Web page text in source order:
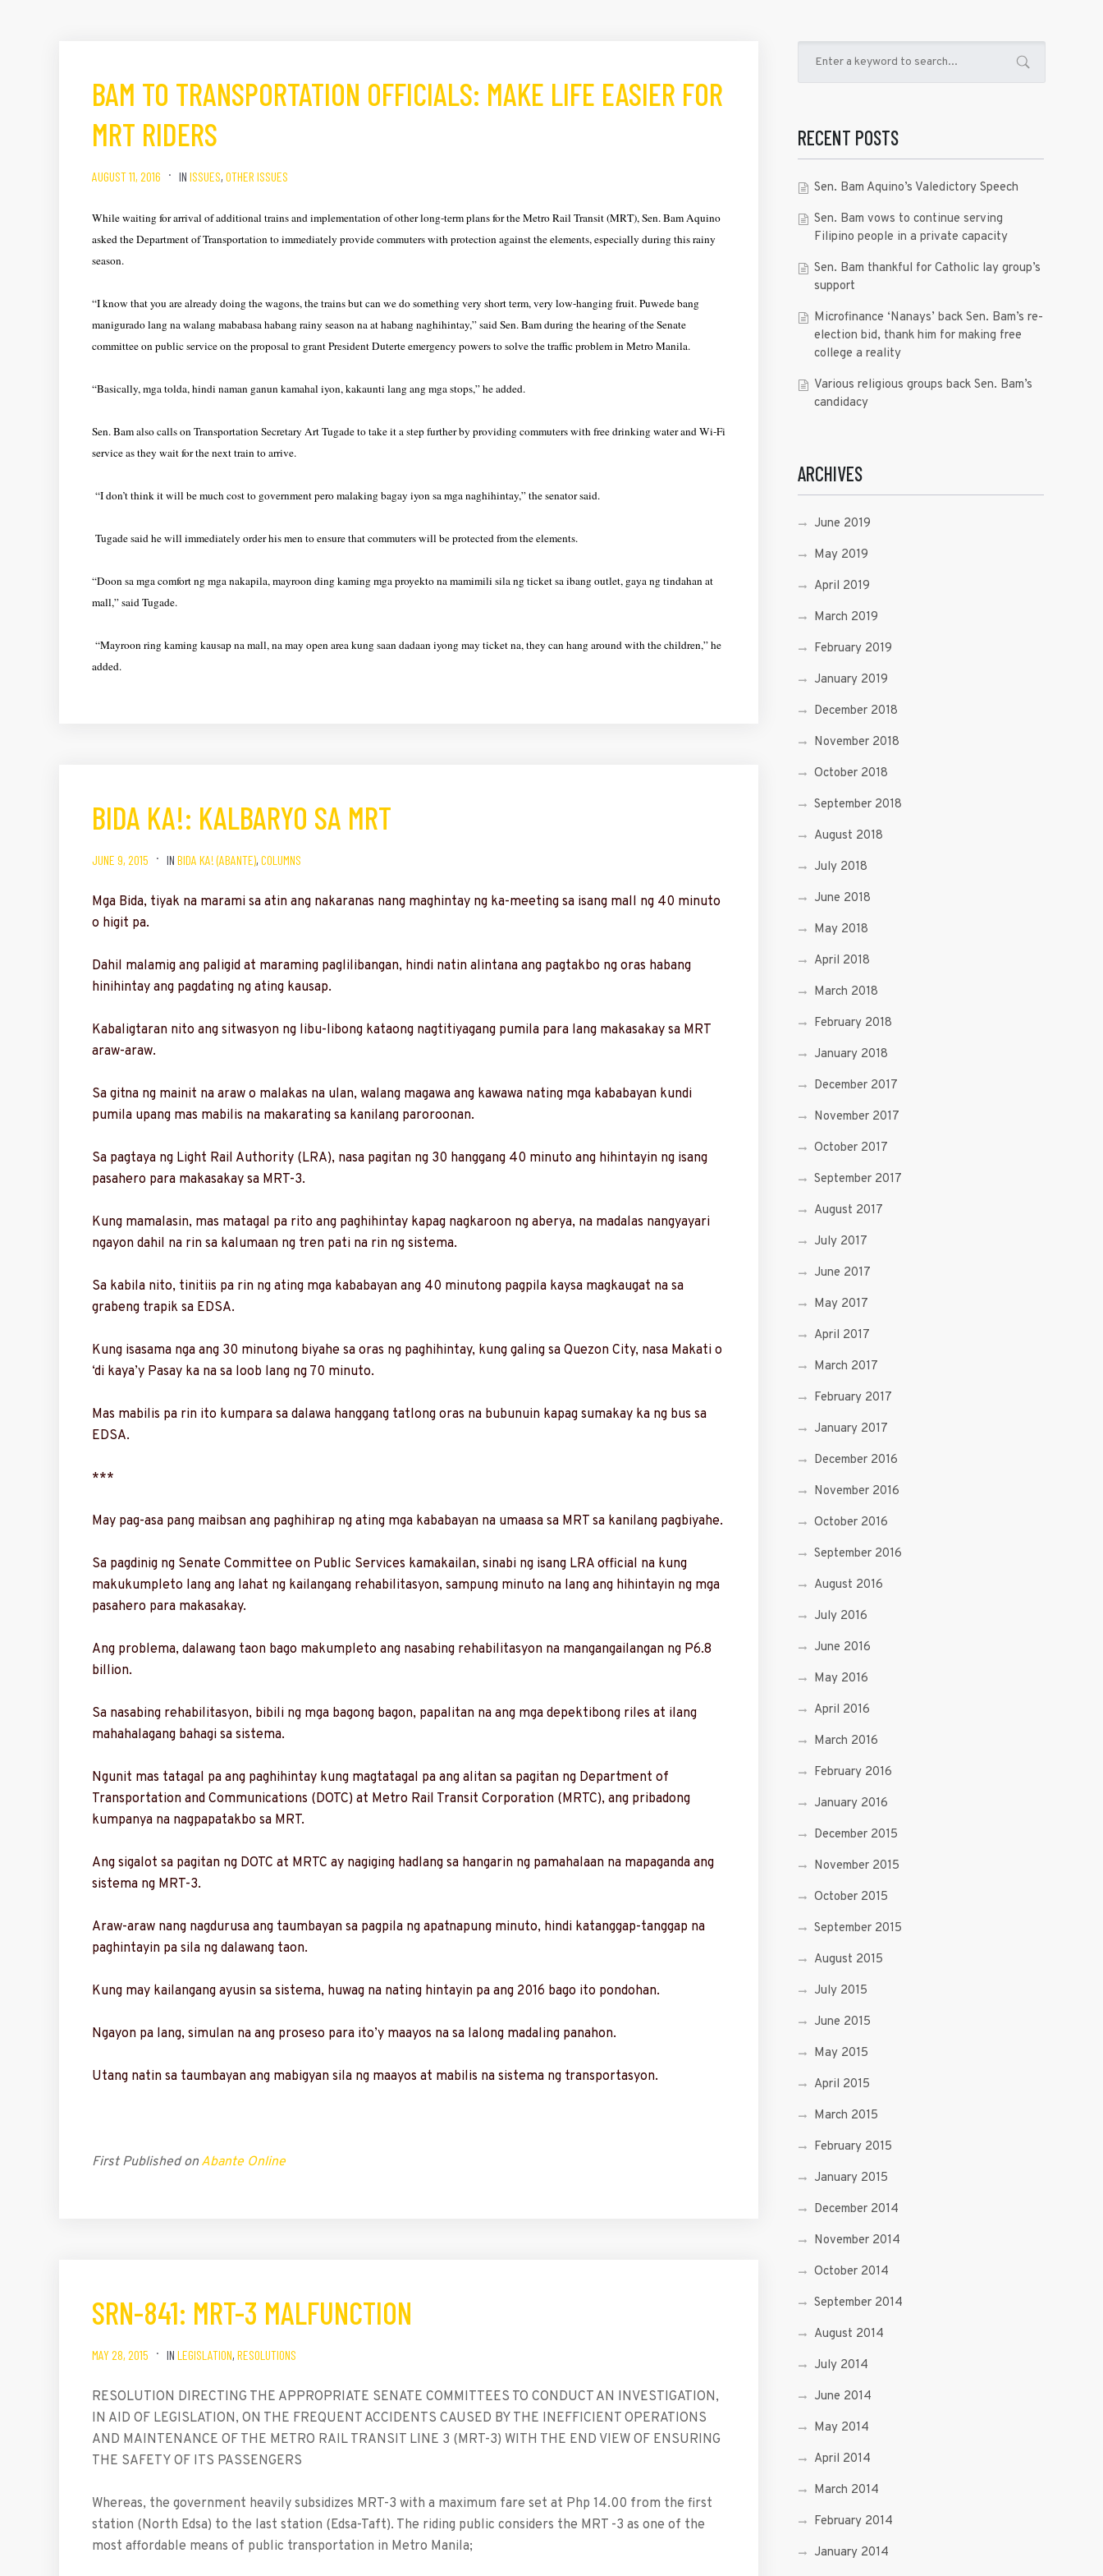
BAM TO TRANSPORTATION OFFICIALS: MAKE LIFE EASIER FOR
MRT RIDERS
AUGUST 11, 2016 IN ISSUES, OTHER ISSUES
While waiting for arrival of additional trains and implementation of other long-term plans for the Metro Rail Transit (MRT), Sen. Bam Aquino
asked the Department of Transportation to immediately provide commuters with protection against the elements, especially during this rainy
season.
“I know that you are already doing the wagons, the trains but can we do something very short term, very low-hanging fruit. Puwede bang
manigurado lang na walang mababasa habang rainy season na at habang naghihintay,” said Sen. Bam during the hearing of the Senate
committee on public service on the proposal to grant President Duterte emergency powers to solve the traffic problem in Metro Manila.
“Basically, mga tolda, hindi naman ganun kamahal iyon, kakaunti lang ang mga stops,” he added.
Sen. Bam also calls on Transportation Secretary Art Tugade to take it a step further by providing commuters with free drinking water and Wi-Fi
service as they wait for the next train to arrive.
“I don’t think it will be much cost to government pero malaking bagay iyon sa mga naghihintay,” the senator said.
Tugade said he will immediately order his men to ensure that commuters will be protected from the elements.
“Doon sa mga comfort ng mga nakapila, mayroon ding kaming mga proyekto na mamimili sila ng ticket sa ibang outlet, gaya ng tindahan at
mall,” said Tugade.
“Mayroon ring kaming kausap na mall, na may open area kung saan dadaan iyong may ticket na, they can hang around with the children,” he
added.
BIDA KA!: KALBARYO SA MRT
JUNE 9, 2015 IN BIDA KA! (ABANTE), COLUMNS
Mga Bida, tiyak na marami sa atin ang nakaranas nang maghintay ng ka-meeting sa isang mall ng 40 minuto
o higit pa.
Dahil malamig ang paligid at maraming paglilibangan, hindi natin alintana ang pagtakbo ng oras habang
hinihintay ang pagdating ng ating kausap.
Kabaligtaran nito ang sitwasyon ng libu-libong kataong nagtitiyagang pumila para lang makasakay sa MRT
araw-araw.
Sa gitna ng mainit na araw o malakas na ulan, walang magawa ang kawawa nating mga kababayan kundi
pumila upang mas mabilis na makarating sa kanilang paroroonan.
Sa pagtaya ng Light Rail Authority (LRA), nasa pagitan ng 30 hanggang 40 minuto ang hihintayin ng isang
pasahero para makasakay sa MRT-3.
Kung mamalasin, mas matagal pa rito ang paghihintay kapag nagkaroon ng aberya, na madalas nangyayari
ngayon dahil na rin sa kalumaan ng tren pati na rin ng sistema.
Sa kabila nito, tinitiis pa rin ng ating mga kababayan ang 40 minutong pagpila kaysa magkaugat na sa
grabeng trapik sa EDSA.
Kung isasama nga ang 30 minutong biyahe sa oras ng paghihintay, kung galing sa Quezon City, nasa Makati o
‘di kaya’y Pasay ka na sa loob lang ng 70 minuto.
Mas mabilis pa rin ito kumpara sa dalawa hanggang tatlong oras na bubunuin kapag sumakay ka ng bus sa
EDSA.
***
May pag-asa pang maibsan ang paghihirap ng ating mga kababayan na umaasa sa MRT sa kanilang pagbiyahe.
Sa pagdinig ng Senate Committee on Public Services kamakailan, sinabi ng isang LRA official na kung
makukumpleto lang ang lahat ng kailangang rehabilitasyon, sampung minuto na lang ang hihintayin ng mga
pasahero para makasakay.
Ang problema, dalawang taon bago makumpleto ang nasabing rehabilitasyon na mangangailangan ng P6.8
billion.
Sa nasabing rehabilitasyon, bibili ng mga bagong bagon, papalitan na ang mga depektibong riles at ilang
mahahalagang bahagi sa sistema.
Ngunit mas tatagal pa ang paghihintay kung magtatagal pa ang alitan sa pagitan ng Department of
Transportation and Communications (DOTC) at Metro Rail Transit Corporation (MRTC), ang pribadong
kumpanya na nagpapatakbo sa MRT.
Ang sigalot sa pagitan ng DOTC at MRTC ay nagiging hadlang sa hangarin ng pamahalaan na mapaganda ang
sistema ng MRT-3.
Araw-araw nang nagdurusa ang taumbayan sa pagpila ng apatnapung minuto, hindi katanggap-tanggap na
paghintayin pa sila ng dalawang taon.
Kung may kailangang ayusin sa sistema, huwag na nating hintayin pa ang 2016 bago ito pondohan.
Ngayon pa lang, simulan na ang proseso para ito’y maayos na sa lalong madaling panahon.
Utang natin sa taumbayan ang mabigyan sila ng maayos at mabilis na sistema ng transportasyon.
First Published on Abante Online
SRN-841: MRT-3 MALFUNCTION
MAY 28, 2015 IN LEGISLATION, RESOLUTIONS
RESOLUTION DIRECTING THE APPROPRIATE SENATE COMMITTEES TO CONDUCT AN INVESTIGATION,
IN AID OF LEGISLATION, ON THE FREQUENT ACCIDENTS CAUSED BY THE INEFFICIENT OPERATIONS
AND MAINTENANCE OF THE METRO RAIL TRANSIT LINE 3 (MRT-3) WITH THE END VIEW OF ENSURING
THE SAFETY OF ITS PASSENGERS
Whereas, the government heavily subsidizes MRT-3 with a maximum fare set at Php 14.00 from the first
station (North Edsa) to the last station (Edsa-Taft). The riding public considers the MRT -3 as one of the
most affordable means of public transportation in Metro Manila;
RECENT POSTS
Sen. Bam Aquino’s Valedictory Speech
Sen. Bam vows to continue serving
Filipino people in a private capacity
Sen. Bam thankful for Catholic lay group’s
support
Microfinance ‘Nanays’ back Sen. Bam’s re-
election bid, thank him for making free
college a reality
Various religious groups back Sen. Bam’s
candidacy
ARCHIVES
June 2019
May 2019
April 2019
March 2019
February 2019
January 2019
December 2018
November 2018
October 2018
September 2018
August 2018
July 2018
June 2018
May 2018
April 2018
March 2018
February 2018
January 2018
December 2017
November 2017
October 2017
September 2017
August 2017
July 2017
June 2017
May 2017
April 2017
March 2017
February 2017
January 2017
December 2016
November 2016
October 2016
September 2016
August 2016
July 2016
June 2016
May 2016
April 2016
March 2016
February 2016
January 2016
December 2015
November 2015
October 2015
September 2015
August 2015
July 2015
June 2015
May 2015
April 2015
March 2015
February 2015
January 2015
December 2014
November 2014
October 2014
September 2014
August 2014
July 2014
June 2014
May 2014
April 2014
March 2014
February 2014
January 2014